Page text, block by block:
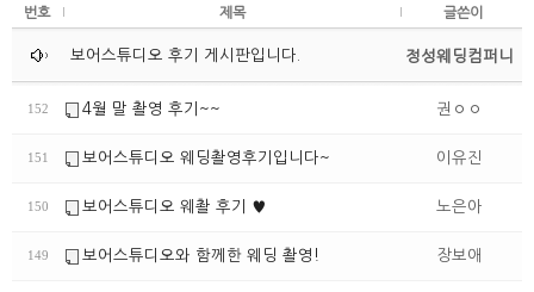
번호 제목 글쓴이
보어스튜디오 후기 게시판입니다. 정성웨딩컴퍼니
152 4월 말 촬영 후기~~ 권ㅇㅇ
151 보어스튜디오 웨딩촬영후기입니다~ 이유진
150 보어스튜디오 웨촬 후기 ♥ 노은아
149 보어스튜디오와 함께한 웨딩 촬영! 장보애